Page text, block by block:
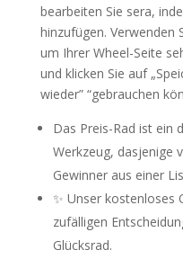
bearbeiten Sie sera,
hinzufügen. Verwenden
um Ihrer Wheel-Seite
und klicken Sie auf
wieder” “gebrauchen
Das Preis-Rad ist ein
Werkzeug, dasjenige
Gewinner aus einer
✨ Unser kostenloses
zufälligen
Glücksrad.